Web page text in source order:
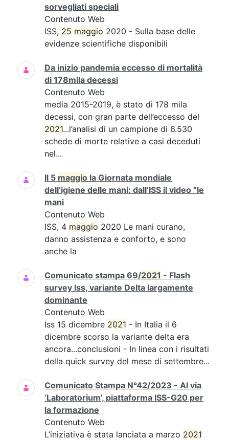
sorvegliati speciali
Contenuto Web
ISS, 25 maggio 2020 - Sulla base delle
evidenze scientifiche disponibili
Da inizio pandemia eccesso di mortalità
di 178mila decessi
Contenuto Web
media 2015-2019, è stato di 178 mila
decessi, con gran parte dell’eccesso del
2021...l’analisi di un campione di 6.530
schede di morte relative a casi deceduti
nel...
Il 5 maggio la Giornata mondiale
dell’igiene delle mani: dall’ISS il video “le
mani
Contenuto Web
ISS, 4 maggio 2020 Le mani curano,
danno assistenza e conforto, e sono
anche la
Comunicato stampa 69/2021 - Flash
survey Iss, variante Delta largamente
dominante
Contenuto Web
Iss 15 dicembre 2021 - In Italia il 6
dicembre scorso la variante delta era
ancora...conclusioni - In linea con i risultati
della quick survey del mese di settembre...
Comunicato Stampa N°42/2023 - Al via
‘Laboratorium’, piattaforma ISS-G20 per
la formazione
Contenuto Web
L’iniziativa è stata lanciata a marzo 2021